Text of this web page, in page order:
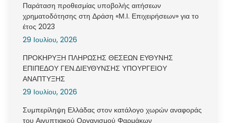
Παράταση προθεσμίας υποβολής αιτήσεων
χρηματοδότησης στη Δράση «Μ.Ι. Επιχειρήσεων» για το
έτος 2023
29 Ιουλίου, 2026
ΠΡΟΚΗΡΥΞΗ ΠΛΗΡΩΣΗΣ ΘΕΣΕΩΝ ΕΥΘΥΝΗΣ
ΕΠΙΠΕΔΟΥ ΓΕΝ.ΔΙΕΥΘΥΝΣΗΣ ΥΠΟΥΡΓΕΙΟΥ
ΑΝΑΠΤΥΞΗΣ
29 Ιουλίου, 2026
Συμπερίληψη Ελλάδας στον κατάλογο χωρών αναφοράς
του Αιγυπτιακού Οργανισμού Φαρμάκων